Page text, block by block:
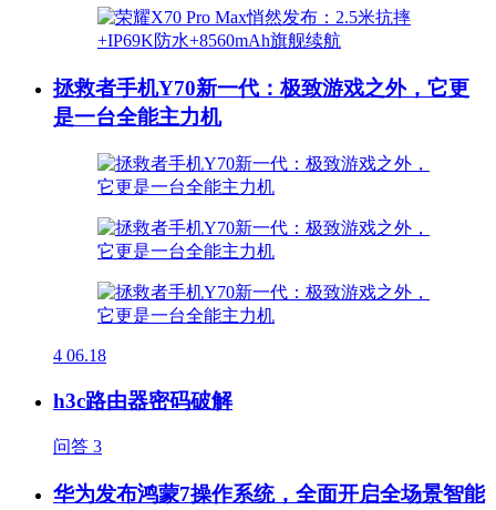
拯救者手机Y70新一代：极致游戏之外，它更
是一台全能主力机
4 06.18
h3c路由器密码破解
问答 3
华为发布鸿蒙7操作系统，全面开启全场景智能